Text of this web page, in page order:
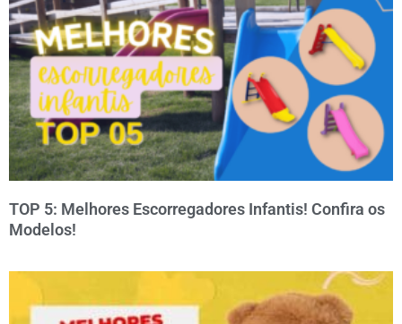
TOP 5: Melhores Escorregadores Infantis! Confira os
Modelos!